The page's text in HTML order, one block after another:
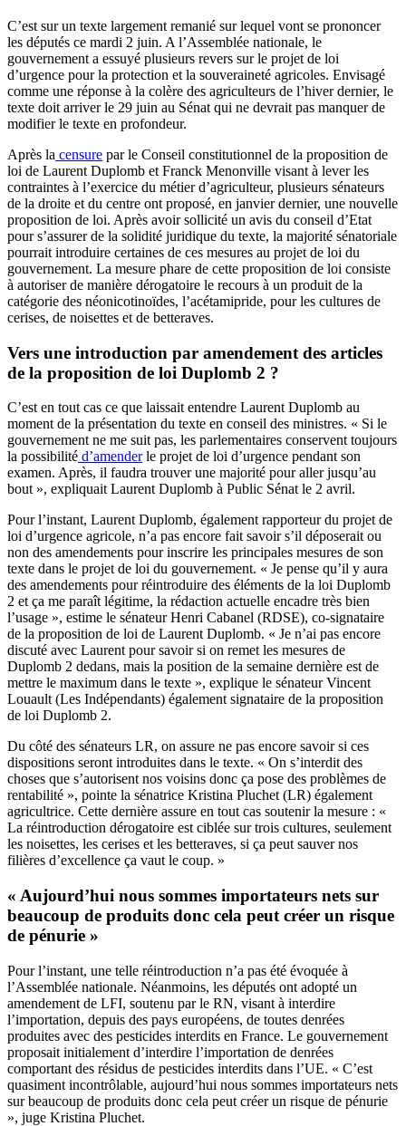
C’est sur un texte largement remanié sur lequel vont se prononcer
les députés ce mardi 2 juin. A l’Assemblée nationale, le
gouvernement a essuyé plusieurs revers sur le projet de loi
d’urgence pour la protection et la souveraineté agricoles. Envisagé
comme une réponse à la colère des agriculteurs de l’hiver dernier, le
texte doit arriver le 29 juin au Sénat qui ne devrait pas manquer de
modifier le texte en profondeur.
Après la censure par le Conseil constitutionnel de la proposition de
loi de Laurent Duplomb et Franck Menonville visant à lever les
contraintes à l’exercice du métier d’agriculteur, plusieurs sénateurs
de la droite et du centre ont proposé, en janvier dernier, une nouvelle
proposition de loi. Après avoir sollicité un avis du conseil d’Etat
pour s’assurer de la solidité juridique du texte, la majorité sénatoriale
pourrait introduire certaines de ces mesures au projet de loi du
gouvernement. La mesure phare de cette proposition de loi consiste
à autoriser de manière dérogatoire le recours à un produit de la
catégorie des néonicotinoïdes, l’acétamipride, pour les cultures de
cerises, de noisettes et de betteraves.
Vers une introduction par amendement des articles
de la proposition de loi Duplomb 2 ?
C’est en tout cas ce que laissait entendre Laurent Duplomb au
moment de la présentation du texte en conseil des ministres. « Si le
gouvernement ne me suit pas, les parlementaires conservent toujours
la possibilité d’amenderle projet de loi d’urgence pendant son
examen. Après, il faudra trouver une majorité pour aller jusqu’au
bout », expliquait Laurent Duplomb à Public Sénat le 2 avril.
Pour l’instant, Laurent Duplomb, également rapporteur du projet de
loi d’urgence agricole, n’a pas encore fait savoir s’il déposerait ou
non des amendements pour inscrire les principales mesures de son
texte dans le projet de loi du gouvernement. « Je pense qu’il y aura
des amendements pour réintroduire des éléments de la loi Duplomb
2 et ça me paraît légitime, la rédaction actuelle encadre très bien
l’usage », estime le sénateur Henri Cabanel (RDSE), co-signataire
de la proposition de loi de Laurent Duplomb. « Je n’ai pas encore
discuté avec Laurent pour savoir si on remet les mesures de
Duplomb 2 dedans, mais la position de la semaine dernière est de
mettre le maximum dans le texte », explique le sénateur Vincent
Louault (Les Indépendants) également signataire de la proposition
de loi Duplomb 2.
Du côté des sénateurs LR, on assure ne pas encore savoir si ces
dispositions seront introduites dans le texte. « On s’interdit des
choses que s’autorisent nos voisins donc ça pose des problèmes de
rentabilité », pointe la sénatrice Kristina Pluchet (LR) également
agricultrice. Cette dernière assure en tout cas soutenir la mesure : «
La réintroduction dérogatoire est ciblée sur trois cultures, seulement
les noisettes, les cerises et les betteraves, si ça peut sauver nos
filières d’excellence ça vaut le coup. »
« Aujourd’hui nous sommes importateurs nets sur
beaucoup de produits donc cela peut créer un risque
de pénurie »
Pour l’instant, une telle réintroduction n’a pas été évoquée à
l’Assemblée nationale. Néanmoins, les députés ont adopté un
amendement de LFI, soutenu par le RN, visant à interdire
l’importation, depuis des pays européens, de toutes denrées
produites avec des pesticides interdits en France. Le gouvernement
proposait initialement d’interdire l’importation de denrées
comportant des résidus de pesticides interdits dans l’UE. « C’est
quasiment incontrôlable, aujourd’hui nous sommes importateurs nets
sur beaucoup de produits donc cela peut créer un risque de pénurie
», juge Kristina Pluchet.